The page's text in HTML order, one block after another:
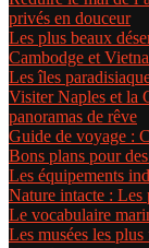
privés en douceur
Les plus beaux
Cambodge et
Les îles
Visiter Naples et la
panoramas de rêve
Guide de voyage :
Bons plans pour
Les équipements
Nature intacte : Les
Le vocabulaire
Les musées les